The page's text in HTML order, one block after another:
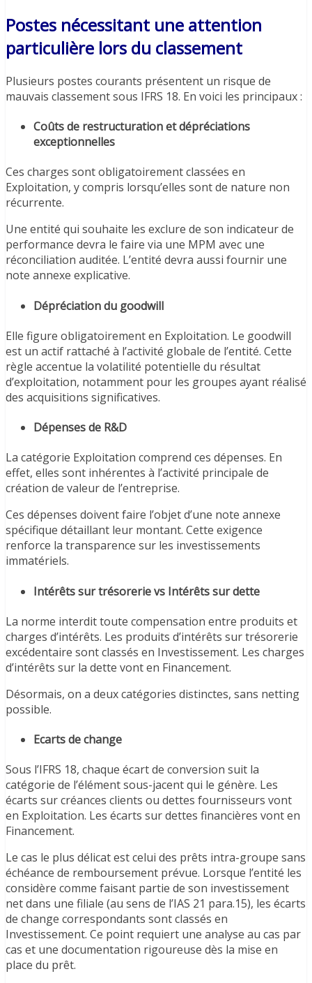
Postes nécessitant une attention
particulière lors du classement
Plusieurs postes courants présentent un risque de
mauvais classement sous IFRS 18. En voici les principaux :
Coûts de restructuration et dépréciations
exceptionnelles
Ces charges sont obligatoirement classées en
Exploitation, y compris lorsqu’elles sont de nature non
récurrente.
Une entité qui souhaite les exclure de son indicateur de
performance devra le faire via une MPM avec une
réconciliation auditée. L’entité devra aussi fournir une
note annexe explicative.
Dépréciation du goodwill
Elle figure obligatoirement en Exploitation. Le goodwill
est un actif rattaché à l’activité globale de l’entité. Cette
règle accentue la volatilité potentielle du résultat
d’exploitation, notamment pour les groupes ayant réalisé
des acquisitions significatives.
Dépenses de R&D
La catégorie Exploitation comprend ces dépenses. En
effet, elles sont inhérentes à l’activité principale de
création de valeur de l’entreprise.
Ces dépenses doivent faire l’objet d’une note annexe
spécifique détaillant leur montant. Cette exigence
renforce la transparence sur les investissements
immatériels.
Intérêts sur trésorerie vs Intérêts sur dette
La norme interdit toute compensation entre produits et
charges d’intérêts. Les produits d’intérêts sur trésorerie
excédentaire sont classés en Investissement. Les charges
d’intérêts sur la dette vont en Financement.
Désormais, on a deux catégories distinctes, sans netting
possible.
Ecarts de change
Sous l’IFRS 18, chaque écart de conversion suit la
catégorie de l’élément sous-jacent qui le génère. Les
écarts sur créances clients ou dettes fournisseurs vont
en Exploitation. Les écarts sur dettes financières vont en
Financement.
Le cas le plus délicat est celui des prêts intra-groupe sans
échéance de remboursement prévue. Lorsque l’entité les
considère comme faisant partie de son investissement
net dans une filiale (au sens de l’IAS 21 para.15), les écarts
de change correspondants sont classés en
Investissement. Ce point requiert une analyse au cas par
cas et une documentation rigoureuse dès la mise en
place du prêt.